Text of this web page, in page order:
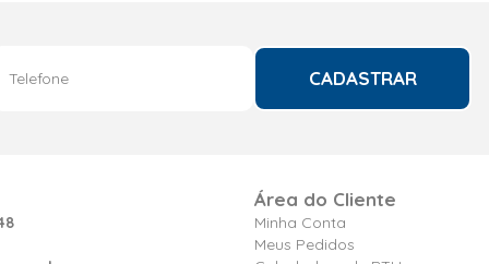
CADASTRAR
Área do Cliente
Minha Conta
Meus Pedidos